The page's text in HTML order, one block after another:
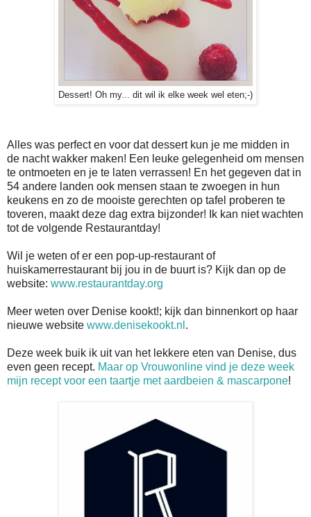
Dessert! Oh my... dit wil ik elke week wel eten;-)
Alles was perfect en voor dat dessert kun je me midden in
de nacht wakker maken! Een leuke gelegenheid om mensen
te ontmoeten en je te laten verrassen! En het gegeven dat in
54 andere landen ook mensen staan te zwoegen in hun
keukens en zo de mooiste gerechten op tafel proberen te
toveren, maakt deze dag extra bijzonder! Ik kan niet wachten
tot de volgende Restaurantday!
Wil je weten of er een pop-up-restaurant of
huiskamerrestaurant bij jou in de buurt is? Kijk dan op de
website: www.restaurantday.org
Meer weten over Denise kookt!; kijk dan binnenkort op haar
nieuwe website www.denisekookt.nl .
Deze week buik ik uit van het lekkere eten van Denise, dus
even geen recept. Maar op Vrouwonline vind je deze week
mijn recept voor een taartje met aardbeien & mascarpone!